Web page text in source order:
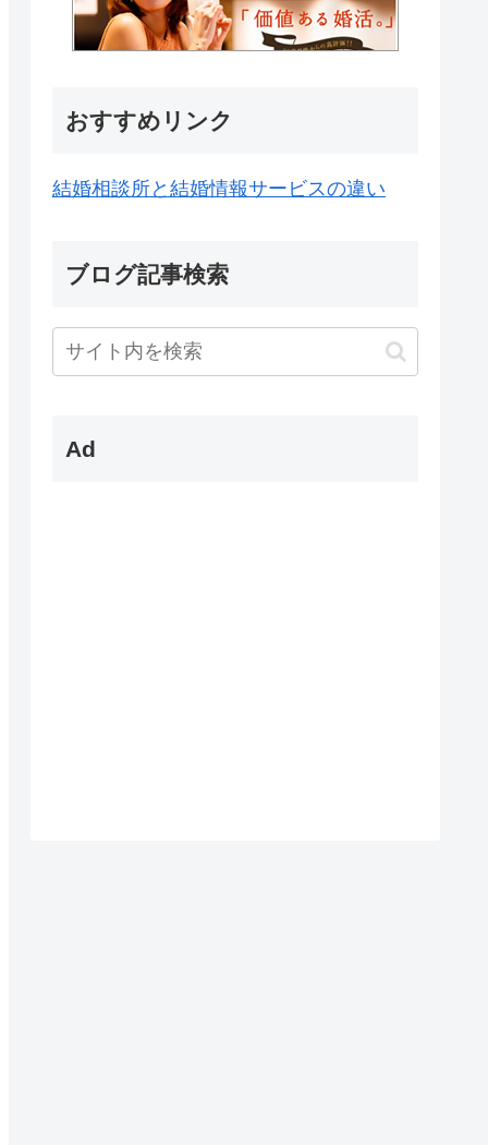
おすすめリンク
結婚相談所と結婚情報サービスの違い
ブログ記事検索
Ad